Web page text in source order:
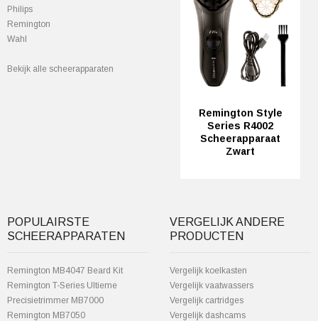
Philips
Remington
Wahl
Bekijk alle scheerapparaten
Remington Style
Series R4002
Scheerapparaat
Zwart
POPULAIRSTE
SCHEERAPPARATEN
Remington MB4047 Beard Kit
Remington T-Series Ultieme
Precisietrimmer MB7000
Remington MB7050
VERGELIJK ANDERE
PRODUCTEN
Vergelijk koelkasten
Vergelijk vaatwassers
Vergelijk cartridges
Vergelijk dashcams